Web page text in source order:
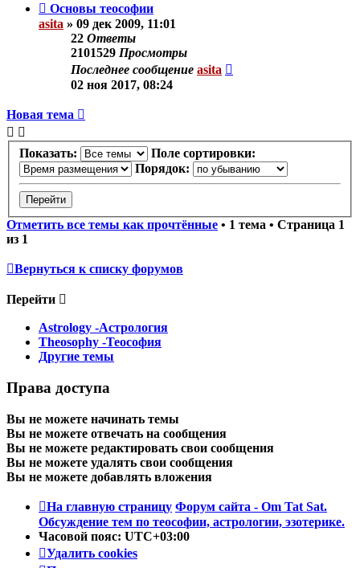
Основы теософии
asita » 09 дек 2009, 11:01
22 Ответы
2101529 Просмотры
Последнее сообщение asita
02 ноя 2017, 08:24
Новая тема
Показать:
Поле сортировки:
Порядок:
Отметить все темы как прочтённые • 1 тема • Страница 1
из 1
Вернуться к списку форумов
Перейти
Astrology -Астрология
Theosophy -Теософия
Другие темы
Права доступа
Вы не можете начинать темы
Вы не можете отвечать на сообщения
Вы не можете редактировать свои сообщения
Вы не можете удалять свои сообщения
Вы не можете добавлять вложения
На главную страницу Форум сайта - Om Tat Sat.
Обсуждение тем по теософии, астрологии, эзотерике.
Часовой пояс: UTC+03:00
Удалить cookies